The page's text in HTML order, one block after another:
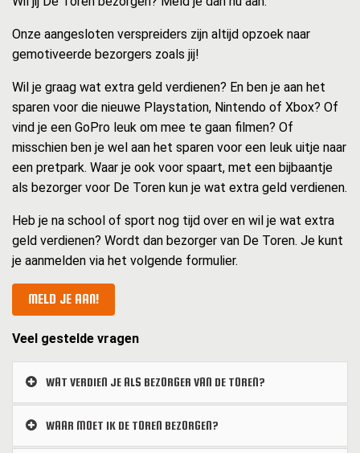
Onze aangesloten verspreiders zijn altijd opzoek naar
gemotiveerde bezorgers zoals jij!
Wil je graag wat extra geld verdienen? En ben je aan het
sparen voor die nieuwe Playstation, Nintendo of Xbox? Of
vind je een GoPro leuk om mee te gaan filmen? Of
misschien ben je wel aan het sparen voor een leuk uitje naar
een pretpark. Waar je ook voor spaart, met een bijbaantje
als bezorger voor De Toren kun je wat extra geld verdienen.
Heb je na school of sport nog tijd over en wil je wat extra
geld verdienen? Wordt dan bezorger van De Toren. Je kunt
je aanmelden via het volgende formulier.
MELD JE AAN!
Veel gestelde vragen
WAT VERDIEN JE ALS BEZORGER VAN DE TOREN?
WAAR MOET IK DE TOREN BEZORGEN?